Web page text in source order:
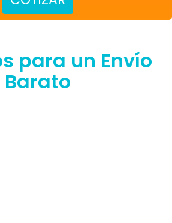
para un Envío
Barato